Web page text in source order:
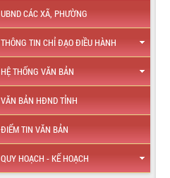
UBND CÁC XÃ, PHƯỜNG
THÔNG TIN CHỈ ĐẠO ĐIỀU HÀNH
HỆ THỐNG VĂN BẢN
VĂN BẢN HĐND TỈNH
ĐIỂM TIN VĂN BẢN
QUY HOẠCH - KẾ HOẠCH